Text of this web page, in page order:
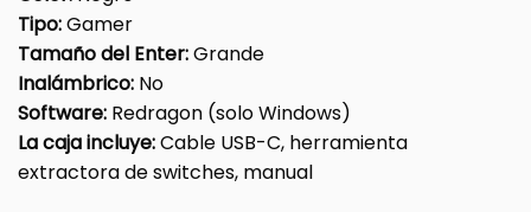
Tipo:Gamer
Tamaño del Enter:Grande
Inalámbrico: No
Software: Redragon (solo Windows)
La caja incluye:Cable USB-C, herramienta
extractora de switches, manual